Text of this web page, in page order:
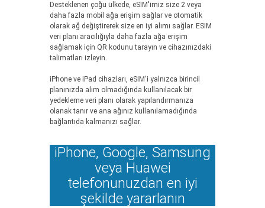
Desteklenen çoğu ülkede, eSIM'imiz size 2 veya
daha fazla mobil ağa erişim sağlar ve otomatik
olarak ağ değiştirerek size en iyi alımı sağlar. ESIM
veri planı aracılığıyla daha fazla ağa erişim
sağlamak için QR kodunu tarayın ve cihazınızdaki
talimatları izleyin.
iPhone ve iPad cihazları, eSIM'i yalnızca birincil
planınızda alım olmadığında kullanılacak bir
yedekleme veri planı olarak yapılandırmanıza
olanak tanır ve ana ağınız kullanılamadığında
bağlantıda kalmanızı sağlar.
iPhone, Google, Samsung
veya Huawei
telefonunuzdan en iyi
şekilde yararlanın